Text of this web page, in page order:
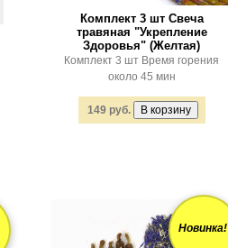
Комплект 3 шт Свеча
травяная "Укрепление
Здоровья" (Желтая)
Комплект 3 шт Время горения
около 45 мин
149 руб.
Новинка!